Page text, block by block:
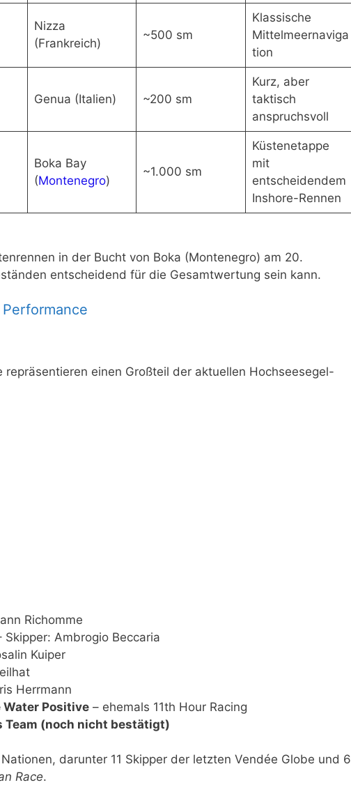
Nizza
(Frankreich)
~500 sm
Klassische
Mittelmeernaviga
tion
Genua (Italien) ~200 sm
Kurz, aber
taktisch
anspruchsvoll
Boka Bay
(Montenegro)
~1.000 sm
Küstenetappe
mit
entscheidendem
Inshore-Rennen
in der Bucht von Boka (Montenegro) am 20.
entscheidend für die Gesamtwertung sein kann.
repräsentieren einen Großteil der aktuellen Hochseesegel-
Richomme
Skipper: Ambrogio Beccaria
Kuiper
Herrmann
Water Positive – ehemals 11th Hour Racing
Team (noch nicht bestätigt)
darunter 11 Skipper der letzten Vendée Globe und 6
Race.